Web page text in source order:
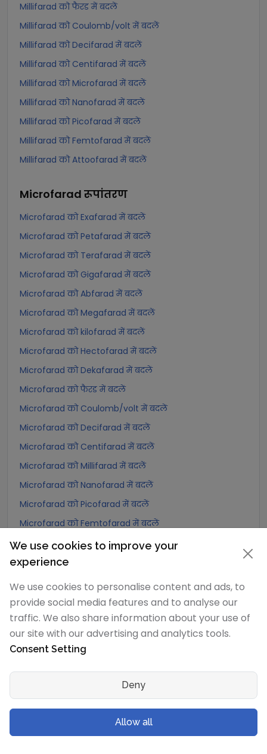
Millifarad को फैरड में बदलें
Millifarad को Coulomb/volt में बदलें
Millifarad को Decifarad में बदलें
Millifarad को Centifarad में बदलें
Millifarad को Microfarad में बदलें
Millifarad को Nanofarad में बदलें
Millifarad को Picofarad में बदलें
Millifarad को Femtofarad में बदलें
Millifarad को Attoofarad में बदलें
Microfarad रूपांतरण
Microfarad को Exafarad में बदलें
Microfarad को Petafarad में बदलें
Microfarad को Terafarad में बदलें
Microfarad को Gigafarad में बदलें
Microfarad को Abfarad में बदलें
Microfarad को Megafarad में बदलें
Microfarad को kilofarad में बदलें
Microfarad को Hectofarad में बदलें
Microfarad को Dekafarad में बदलें
Microfarad को फैरड में बदलें
Microfarad को Coulomb/volt में बदलें
Microfarad को Decifarad में बदलें
Microfarad को Centifarad में बदलें
Microfarad को Millifarad में बदलें
Microfarad को Nanofarad में बदलें
Microfarad को Picofarad में बदलें
Microfarad को Femtofarad में बदलें
Microfarad को Attoofarad में बदलें
Nanofarad को Exafarad में बदलें
Nanofarad को Petafarad में बदलें
Nanofarad को Terafarad में बदलें
Nanofarad को Gigafarad में बदलें
Nanofarad को Megafarad में बदलें
Nanofarad को Hectofarad में बदलें
We use cookies to improve your
experience
We use cookies to personalise content and ads, to
provide social media features and to analyse our
traffic. We also share information about your use of
our site with our advertising and analytics tools.
Consent Setting
Deny
Allow all